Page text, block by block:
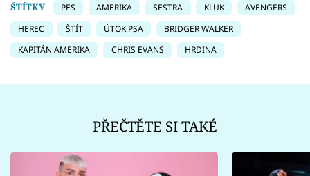
ŠTÍTKY
PES AMERIKA SESTRA KLUK
AVENGERS
HEREC
ŠTÍT ÚTOK PSA
BRIDGER WALKER
KAPITÁN AMERIKA
CHRIS EVANS HRDINA
PŘEČTĚTE SI TAKÉ